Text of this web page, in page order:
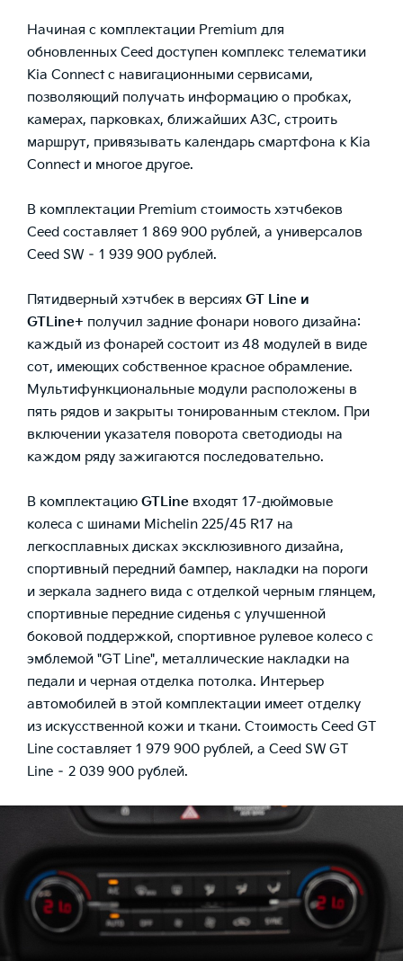
Начиная с комплектации Premium для
обновленных Ceed доступен комплекс телематики
Kia Connect с навигационными сервисами,
позволяющий получать информацию о пробках,
камерах, парковках, ближайших АЗС, строить
маршрут, привязывать календарь смартфона к Kia
Connect и многое другое.
В комплектации Premium стоимость хэтчбеков
Ceed составляет 1 869 900 рублей, а универсалов
Ceed SW – 1 939 900 рублей.
Пятидверный хэтчбек в версиях GT Line и
GTLine+ получил задние фонари нового дизайна:
каждый из фонарей состоит из 48 модулей в виде
сот, имеющих собственное красное обрамление.
Мультифункциональные модули расположены в
пять рядов и закрыты тонированным стеклом. При
включении указателя поворота светодиоды на
каждом ряду зажигаются последовательно.
В комплектацию GTLine входят 17-дюймовые
колеса с шинами Michelin 225/45 R17 на
легкосплавных дисках эксклюзивного дизайна,
спортивный передний бампер, накладки на пороги
и зеркала заднего вида с отделкой черным глянцем,
спортивные передние сиденья с улучшенной
боковой поддержкой, спортивное рулевое колесо с
эмблемой "GT Line", металлические накладки на
педали и черная отделка потолка. Интерьер
автомобилей в этой комплектации имеет отделку
из искусственной кожи и ткани. Стоимость Ceed GT
Line составляет 1 979 900 рублей, а Ceed SW GT
Line – 2 039 900 рублей.